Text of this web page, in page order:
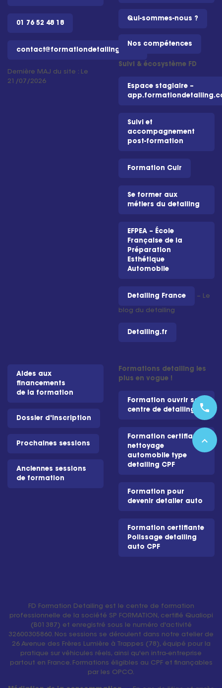
01 76 52 48 18
contact@formationdetailing.com
Dernière MAJ du site : Le
21/07/2026
Qui-sommes-nous ?
Nos compétences
Suivi & écosystème FD
Espace stagiaire –
Suivi et
accompagnement
post-formation
Formation Cuir
Se former aux
métiers du detailing
EFPEA – École
Française de la
Préparation
Esthétique
Automobile
Detailing France – Le
blog du detailing
Detailing.fr
Aides aux
financements
de la formation
Dossier d'inscription
Prochaines sessions
Anciennes sessions
de formation
Formations detailing les
plus en vogue !
Formation ouvrir son
centre de detailing
Formation certifiante
nettoyage
automobile type
detailing CPF
Formation pour
devenir detailer auto
Formation certifiante
Polissage detailing
auto CPF
FD Formation Detailing est le centre de formation
professionnelle de la société SP FORMATION, certifié Qualiopi
(B01387) et enregistré sous le numéro d'activité
32600305860. Nos sessions se déroulent dans notre atelier de
26 Avenue des Frères Lumière à Trappes (78), équipé pour la
pratique sur véhicules réels, ainsi qu'en intra-entreprise
partout en France. Formations éligibles au CPF et finançables
par les OPCO.
phone
expand_less